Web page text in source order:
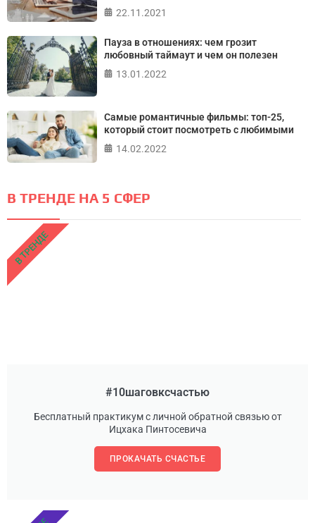
22.11.2021
Пауза в отношениях: чем грозит
любовный таймаут и чем он полезен
13.01.2022
Самые романтичные фильмы: топ-25,
который стоит посмотреть с любимыми
14.02.2022
В ТРЕНДЕ НА 5 СФЕР
#10шаговксчастью
Бесплатный практикум с личной обратной связью от
Ицхака Пинтосевича
ПРОКАЧАТЬ СЧАСТЬЕ
В ТРЕНДЕ